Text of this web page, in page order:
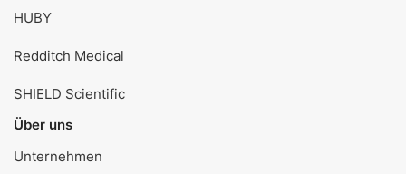
HUBY
Redditch Medical
SHIELD Scientific
Über uns
Unternehmen